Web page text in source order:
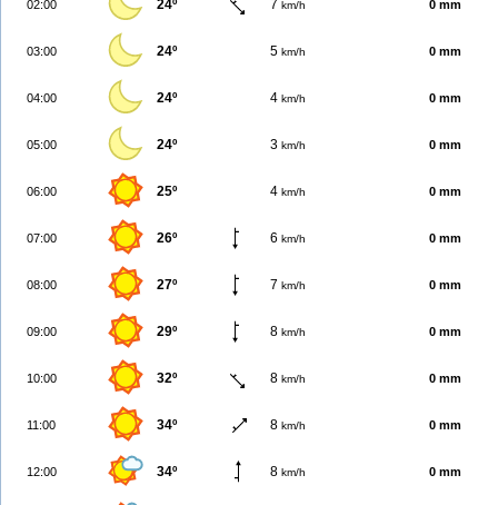
02:00 24º 7 km/h 0 mm
03:00 24º 5 km/h 0 mm
04:00 24º 4 km/h 0 mm
05:00 24º 3 km/h 0 mm
06:00 25º 4 km/h 0 mm
07:00 26º 6 km/h 0 mm
08:00 27º 7 km/h 0 mm
09:00 29º 8 km/h 0 mm
10:00 32º 8 km/h 0 mm
11:00 34º 8 km/h 0 mm
12:00 34º 8 km/h 0 mm